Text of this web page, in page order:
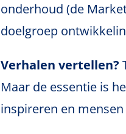
onderhoud (de
doelgroep
Verhalen vertellen?
Maar de essentie is
inspireren en